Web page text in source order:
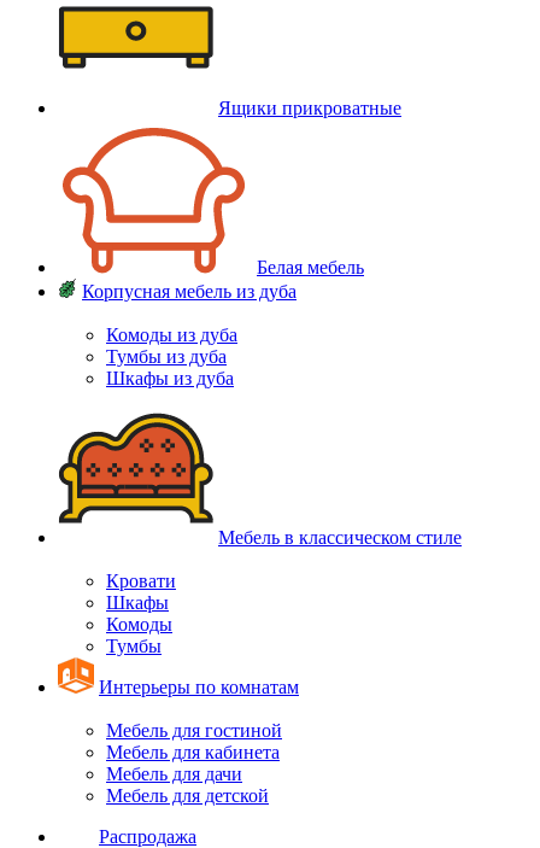
Ящики прикроватные
Белая мебель
Корпусная мебель из дуба
Комоды из дуба
Тумбы из дуба
Шкафы из дуба
Мебель в классическом стиле
Кровати
Шкафы
Комоды
Тумбы
Интерьеры по комнатам
Мебель для гостиной
Мебель для кабинета
Мебель для дачи
Мебель для детской
Распродажа